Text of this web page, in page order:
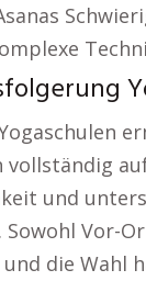
vollständig
und
Sowohl Vor-
die Wahl